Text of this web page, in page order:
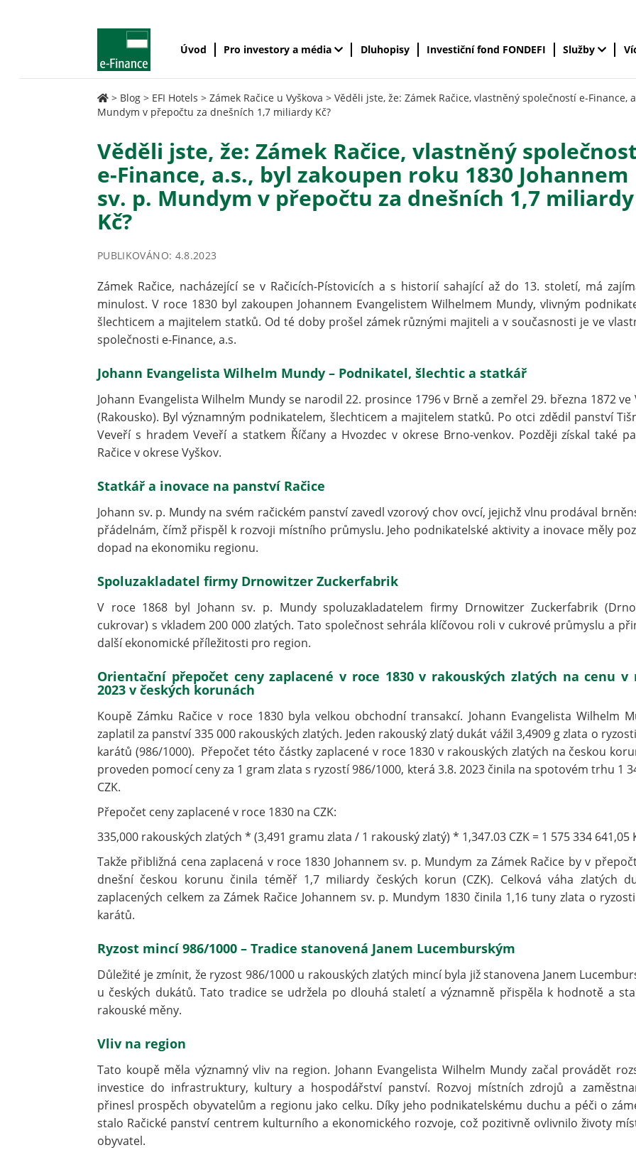
Úvod Pro investory a média Dluhopisy Investiční fond FONDEFI Služby
> Blog > EFI Hotels > Zámek Račice u Vyškova > Věděli jste, že: Zámek Račice, vlastněný společností e-Finance,
Mundym v přepočtu za dnešních 1,7 miliardy Kč?
Věděli jste, že: Zámek Račice, vlastněný
e-Finance, a.s., byl zakoupen roku 1830 Johannem
sv. p. Mundym v přepočtu za dnešních 1,7 miliardy
Kč?
PUBLIKOVÁNO: 4.8.2023
Zámek Račice, nacházející se v Račicích-Pístovicích a s historií sahající až do 13. století, má
minulost. V roce 1830 byl zakoupen Johannem Evangelistem Wilhelmem Mundy, vlivným
šlechticem a majitelem statků. Od té doby prošel zámek různými majiteli a v současnosti je ve
společnosti e-Finance, a.s.
Johann Evangelista Wilhelm Mundy – Podnikatel, šlechtic a statkář
Johann Evangelista Wilhelm Mundy se narodil 22. prosince 1796 v Brně a zemřel 29. března 1872 ve
(Rakousko). Byl významným podnikatelem, šlechticem a majitelem statků. Po otci zdědil panství
Veveří s hradem Veveří a statkem Říčany a Hvozdec v okrese Brno-venkov. Později získal také
Račice v okrese Vyškov.
Statkář a inovace na panství Račice
Johann sv. p. Mundy na svém račickém panství zavedl vzorový chov ovcí, jejichž vlnu prodával
přádelnám, čímž přispěl k rozvoji místního průmyslu. Jeho podnikatelské aktivity a inovace měly
dopad na ekonomiku regionu.
Spoluzakladatel firmy Drnowitzer Zuckerfabrik
V roce 1868 byl Johann sv. p. Mundy spoluzakladatelem firmy Drnowitzer Zuckerfabrik
cukrovar) s vkladem 200 000 zlatých. Tato společnost sehrála klíčovou roli v cukrové průmyslu a
další ekonomické příležitosti pro region.
Orientační přepočet ceny zaplacené v roce 1830 v rakouských zlatých na cenu v
2023 v českých korunách
Koupě Zámku Račice v roce 1830 byla velkou obchodní transakcí. Johann Evangelista Wilhelm
zaplatil za panství 335 000 rakouských zlatých. Jeden rakouský zlatý dukát vážil 3,4909 g zlata o
karátů (986/1000). Přepočet této částky zaplacené v roce 1830 v rakouských zlatých na českou
proveden pomocí ceny za 1 gram zlata s ryzostí 986/1000, která 3.8. 2023 činila na spotovém trhu 1
CZK.
Přepočet ceny zaplacené v roce 1830 na CZK:
335,000 rakouských zlatých * (3,491 gramu zlata / 1 rakouský zlatý) * 1,347.03 CZK = 1 575 334 641,05
Takže přibližná cena zaplacená v roce 1830 Johannem sv. p. Mundym za Zámek Račice by v
dnešní českou korunu činila téměř 1,7 miliardy českých korun (CZK). Celková váha zlatých
zaplacených celkem za Zámek Račice Johannem sv. p. Mundym 1830 činila 1,16 tuny zlata o
karátů.
Ryzost mincí 986/1000 – Tradice stanovená Janem Lucemburským
Důležité je zmínit, že ryzost 986/1000 u rakouských zlatých mincí byla již stanovena Janem
u českých dukátů. Tato tradice se udržela po dlouhá staletí a významně přispěla k hodnotě a
rakouské měny.
Vliv na region
Tato koupě měla významný vliv na region. Johann Evangelista Wilhelm Mundy začal provádět
investice do infrastruktury, kultury a hospodářství panství. Rozvoj místních zdrojů a
přinesl prospěch obyvatelům a regionu jako celku. Díky jeho podnikatelskému duchu a péči o
stalo Račické panství centrem kulturního a ekonomického rozvoje, což pozitivně ovlivnilo životy
obyvatel.